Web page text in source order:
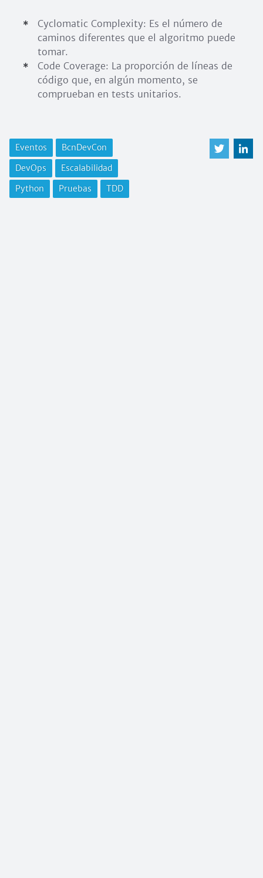
Cyclomatic Complexity: Es el número de
caminos diferentes que el algoritmo puede
tomar.
Code Coverage: La proporción de líneas de
código que, en algún momento, se
comprueban en tests unitarios.
Eventos
BcnDevCon
DevOps
Escalabilidad
Python
Pruebas TDD